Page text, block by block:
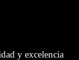
y excelencia